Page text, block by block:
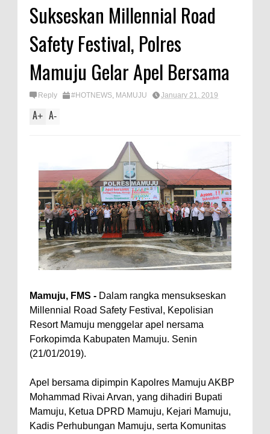
Sukseskan Millennial Road
Safety Festival, Polres
Mamuju Gelar Apel Bersama
Reply #HOTNEWS, MAMUJU January 21, 2019
A+ A-
Mamuju, FMS - Dalam rangka mensukseskan
Millennial Road Safety Festival, Kepolisian
Resort Mamuju menggelar apel nersama
Forkopimda Kabupaten Mamuju. Senin
(21/01/2019).
Apel bersama dipimpin Kapolres Mamuju AKBP
Mohammad Rivai Arvan, yang dihadiri Bupati
Mamuju, Ketua DPRD Mamuju, Kejari Mamuju,
Kadis Perhubungan Mamuju, serta Komunitas